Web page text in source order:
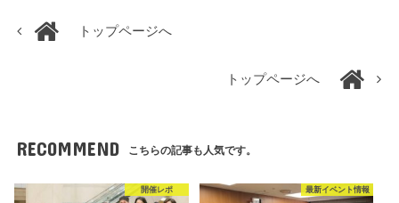
トップページへ
トップページへ
RECOMMEND こちらの記事も人気です。
開催レポ 最新イベント情報